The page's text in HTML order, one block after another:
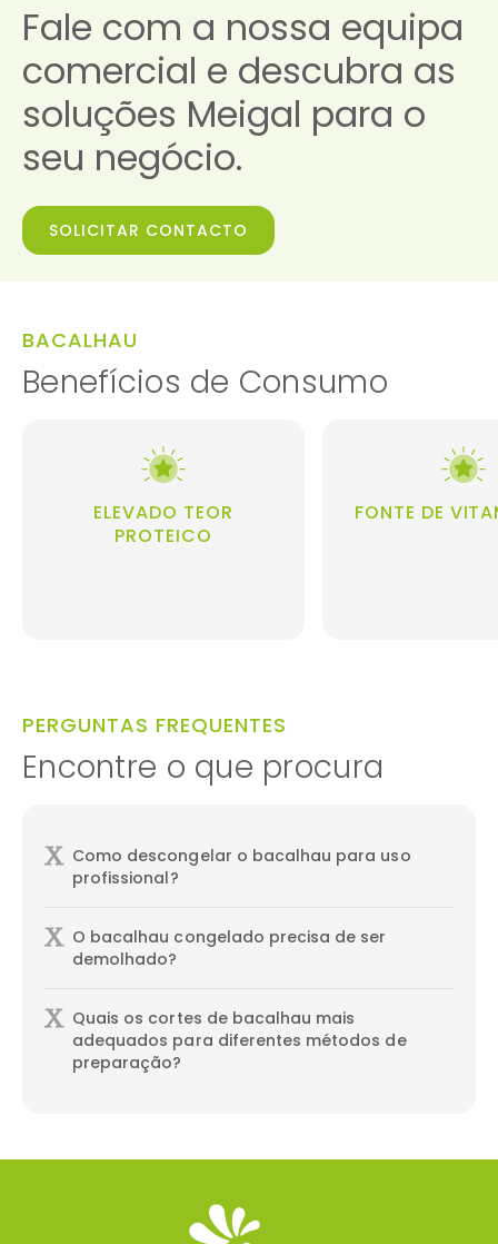
Fale com a nossa equipa
comercial e descubra as
soluções Meigal para o
seu negócio.
SOLICITAR CONTACTO
BACALHAU
Benefícios de Consumo
ELEVADO TEOR
PROTEICO
FONTE DE
PERGUNTAS FREQUENTES
Encontre o que procura
Como descongelar o bacalhau para uso
profissional?
O bacalhau congelado precisa de ser
demolhado?
Quais os cortes de bacalhau mais
adequados para diferentes métodos de
preparação?